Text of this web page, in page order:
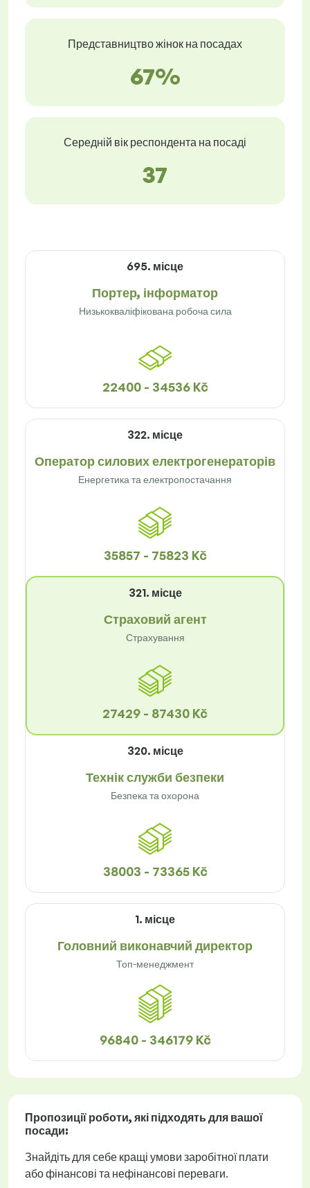
Представництво жінок на посадах
67%
Середній вік респондента на посаді
37
695. місце
Портер, інформатор
Низькокваліфікована робоча сила
22400 - 34536 Kč
322. місце
Оператор силових електрогенераторів
Енергетика та електропостачання
35857 - 75823 Kč
321. місце
Страховий агент
Страхування
27429 - 87430 Kč
320. місце
Технік служби безпеки
Безпека та охорона
38003 - 73365 Kč
1. місце
Головний виконавчий директор
Топ-менеджмент
96840 - 346179 Kč
Пропозиції роботи, які підходять для вашої
посади:
Знайдіть для себе кращі умови заробітної плати
або фінансові та нефінансові переваги.